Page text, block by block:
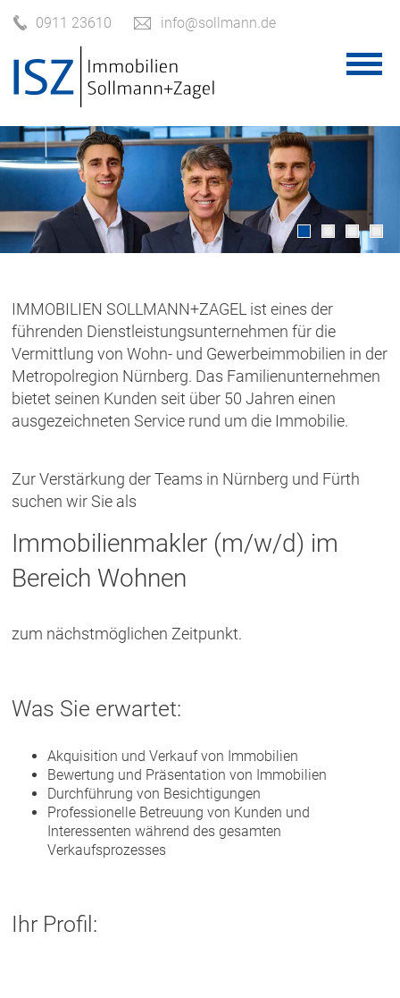
0911 23610 info@sollmann.de
IMMOBILIEN SOLLMANN+ZAGEL ist eines der
führenden Dienstleistungsunternehmen für die
Vermittlung von Wohn- und Gewerbeimmobilien in der
Metropolregion Nürnberg. Das Familienunternehmen
bietet seinen Kunden seit über 50 Jahren einen
ausgezeichneten Service rund um die Immobilie.
Zur Verstärkung der Teams in Nürnberg und Fürth
suchen wir Sie als
Immobilienmakler (m/w/d) im
Bereich Wohnen
zum nächstmöglichen Zeitpunkt.
Was Sie erwartet:
Akquisition und Verkauf von Immobilien
Bewertung und Präsentation von Immobilien
Durchführung von Besichtigungen
Professionelle Betreuung von Kunden und
Interessenten während des gesamten
Verkaufsprozesses
Ihr Profil: